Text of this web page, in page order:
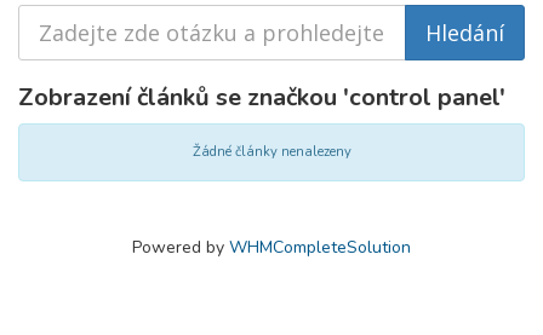
Zobrazení článků se značkou 'control panel'
Žádné články nenalezeny
Powered by WHMCompleteSolution